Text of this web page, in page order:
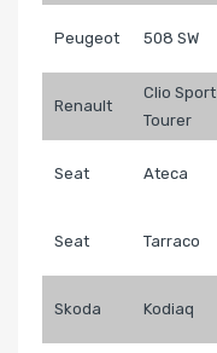
Peugeot 508 SW
Renault
Clio Sport
Tourer
Seat Ateca
Seat Tarraco
Skoda Kodiaq